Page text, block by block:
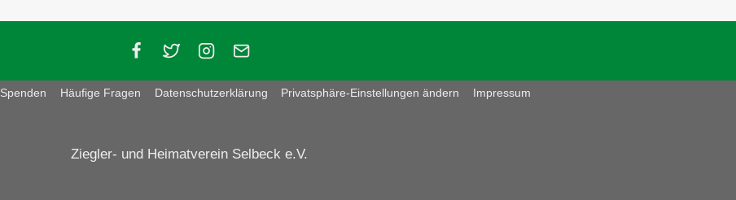
Spenden Häufige Fragen Datenschutzerklärung Privatsphäre-Einstellungen ändern Impressum
Ziegler- und Heimatverein Selbeck e.V.